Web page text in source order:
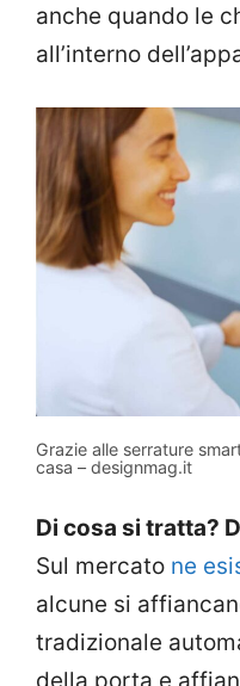
anche quando le
all’interno
Grazie alle serrature
casa – designmag.it
Di cosa si tratta?
Sul mercato ne
alcune si
tradizionale